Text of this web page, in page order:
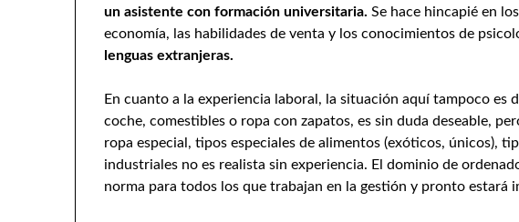
un asistente con formación universitaria.Se hace hincapié en
economía, las habilidades de venta y los conocimientos de
lenguas extranjeras.
En cuanto a la experiencia laboral, la situación aquí tampoco es
coche, comestibles o ropa con zapatos, es sin duda deseable,
ropa especial, tipos especiales de alimentos (exóticos, únicos),
industriales no es realista sin experiencia. El dominio de
norma para todos los que trabajan en la gestión y pronto estará